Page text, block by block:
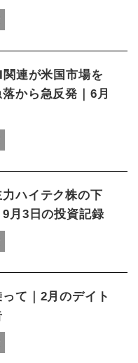
関連が米国市場を
から急反発｜6月
力ハイテク株の下
月3日の投資記録
て｜2月のデイト